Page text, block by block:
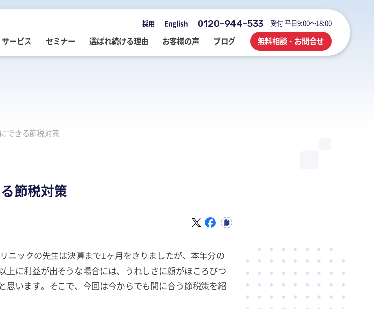
採用 English 0120-944-533 受付 平日9:00～18:00
採用情報
サービス
経営・財務・企業再生
不動産コンサルティング
セミナー
組織・人材開発
選ばれ続ける理由 お客様の声 ブログ
事業承継ブログ
社長のブログ ～100年続く企業を
無料相談・お問合せ
できる節税対策
節税対策
ニックの先生は決算まで1ヶ月をきりましたが、本年分の
上に利益が出そうな場合には、うれしさに顔がほころびつ
思います。そこで、今回は今からでも間に合う節税策を紹